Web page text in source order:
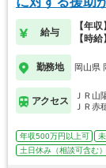
給与
【年
【時
勤務地 岡山県
アクセス
ＪＲ山
ＪＲ
年収500万円以上可
土日休み（相談可含む）